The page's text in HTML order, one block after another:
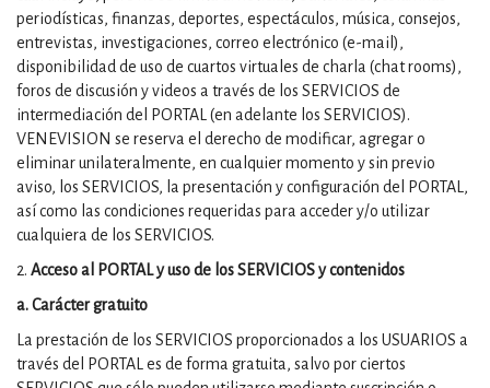
periodísticas, finanzas, deportes, espectáculos, música, consejos,
entrevistas, investigaciones, correo electrónico (e-mail),
disponibilidad de uso de cuartos virtuales de charla (chat rooms),
foros de discusión y videos a través de los SERVICIOS de
intermediación del PORTAL (en adelante los SERVICIOS).
VENEVISION se reserva el derecho de modificar, agregar o
eliminar unilateralmente, en cualquier momento y sin previo
aviso, los SERVICIOS, la presentación y configuración del PORTAL,
así como las condiciones requeridas para acceder y/o utilizar
cualquiera de los SERVICIOS.
2. Acceso al PORTAL y uso de los SERVICIOS y contenidos
a. Carácter gratuito
La prestación de los SERVICIOS proporcionados a los USUARIOS a
través del PORTAL es de forma gratuita, salvo por ciertos